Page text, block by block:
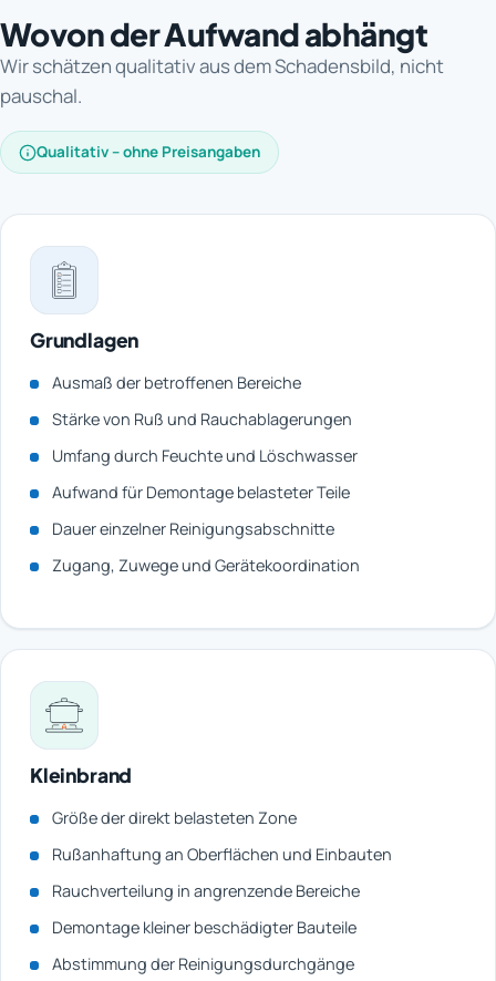
Wovon der Aufwand abhängt
Wir schätzen qualitativ aus dem Schadensbild, nicht
pauschal.
Qualitativ – ohne Preisangaben
Grundlagen
Ausmaß der betroffenen Bereiche
Stärke von Ruß und Rauchablagerungen
Umfang durch Feuchte und Löschwasser
Aufwand für Demontage belasteter Teile
Dauer einzelner Reinigungsabschnitte
Zugang, Zuwege und Gerätekoordination
Kleinbrand
Größe der direkt belasteten Zone
Rußanhaftung an Oberflächen und Einbauten
Rauchverteilung in angrenzende Bereiche
Demontage kleiner beschädigter Bauteile
Abstimmung der Reinigungsdurchgänge